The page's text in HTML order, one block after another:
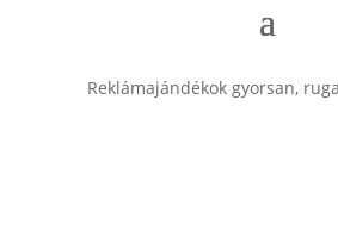
Reklámajándékok gyorsan,